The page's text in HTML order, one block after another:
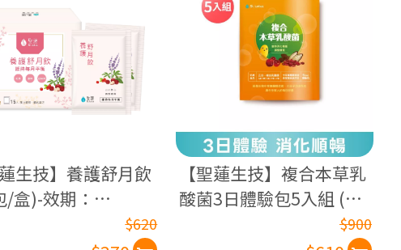
蓮生技】養護舒月飲
/盒)-效期：
$620
【聖蓮生技】複合本草乳
酸菌3日體驗包5入組 (6
袋/包)-效期：2027.03.03
$900